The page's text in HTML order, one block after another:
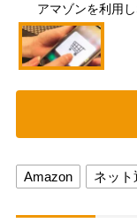
アマゾンを利用
Amazon ネット